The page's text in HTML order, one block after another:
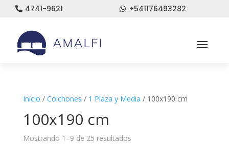
 4741-9621  +541176493282
Inicio / Colchones / 1 Plaza y Media / 100x190 cm
100x190 cm
Mostrando 1–9 de 25 resultados